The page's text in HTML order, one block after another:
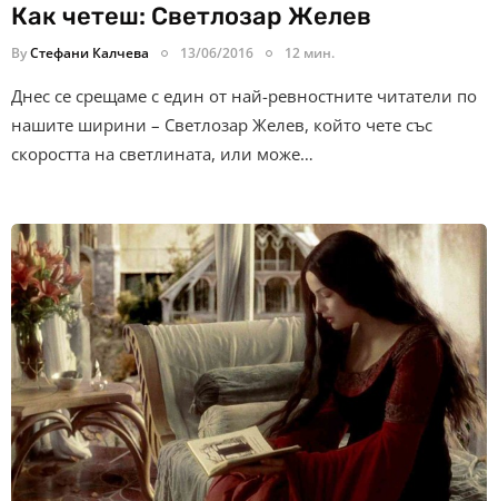
Как четеш: Светлозар Желев
ByСтефани Калчева 13/06/2016 12 мин.
Днес се срещаме с един от най-ревностните читатели по
нашите ширини – Светлозар Желев, който чете със
скоростта на светлината, или може…